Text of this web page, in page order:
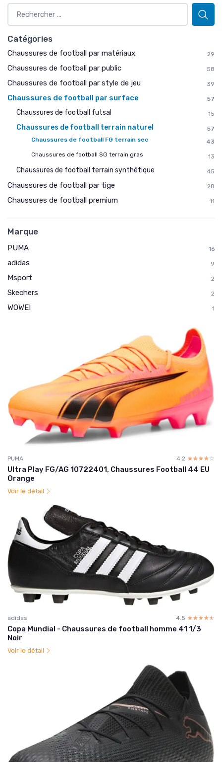
Catégories
Chaussures de football par matériaux 29
Chaussures de football par public 58
Chaussures de football par style de jeu 39
Chaussures de football par surface 57
Chaussures de football futsal 15
Chaussures de football terrain naturel
57
Chaussures de football FG terrain sec
43
Chaussures de football SG terrain gras
13
Chaussures de football terrain synthétique 45
Chaussures de football par tige 28
Chaussures de football premium 11
Marque
PUMA 16
adidas 9
Msport 2
Skechers 2
WOWEI 1
PUMA 4.2 ☆☆☆☆☆
★★★★★
Ultra Play FG/AG 10722401, Chaussures Football 44 EU
Orange
Voir le détail
adidas 4.5 ☆☆☆☆☆
★★★★★
Copa Mundial - Chaussures de football homme 41 1/3
Noir
Voir le détail